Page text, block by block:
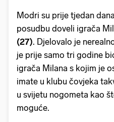
Modri su prije tjedan
posudbu doveli igrača
(27). Djelovalo je
je prije samo tri godine
igrača Milana s kojim je
imate u klubu čovjeka
u svijetu nogometa kao
moguće.